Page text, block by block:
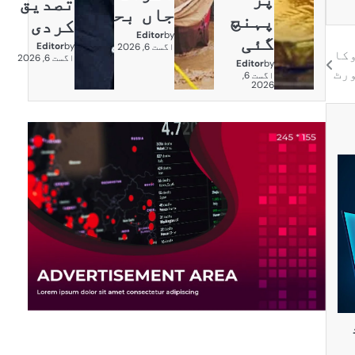
پہنچ
گئی
by
Editor
اگست 6,
2026
جاں بحق
by
Editor
اگست 6, 2026
کردی
by
Editor
اگست 6, 2026